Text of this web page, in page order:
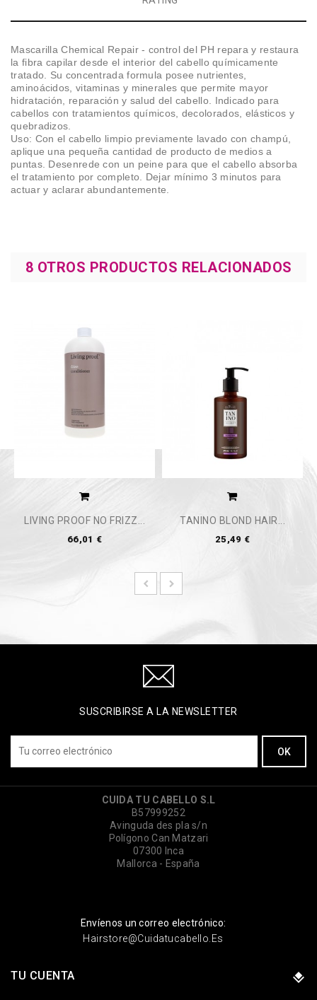
Mascarilla Chemical Repair - control del PH repara y restaura
la fibra capilar desde el interior del cabello químicamente
tratado. Su concentrada formula posee nutrientes,
aminoácidos, vitaminas y minerales que permite mayor
hidratación, reparación y salud del cabello. Indicado para
cabellos con tratamientos químicos, decolorados, elásticos y
quebradizos.
Uso: Con el cabello limpio previamente lavado con champú,
aplique una pequeña cantidad de producto de medios a
puntas. Desenrede con un peine para que el cabello absorba
el tratamiento por completo. Dejar mínimo 3 minutos para
actuar y aclarar abundantemente.
8 OTROS PRODUCTOS RELACIONADOS
LIVING PROOF NO FRIZZ...
66,01 €
TANINO BLOND HAIR...
25,49 €
SUSCRIBIRSE A LA NEWSLETTER
CUIDA TU CABELLO S.L
B57999252
Avinguda des pla s/n
Polígono Can Matzari
07300 Inca
Mallorca - España
Envíenos un correo electrónico:
Hairstore@cuidatucabello.es
TU CUENTA